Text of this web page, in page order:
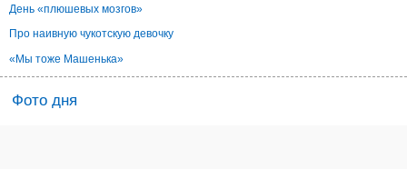
День «плюшевых мозгов»
Про наивную чукотскую девочку
«Мы тоже Машенька»
Фото дня